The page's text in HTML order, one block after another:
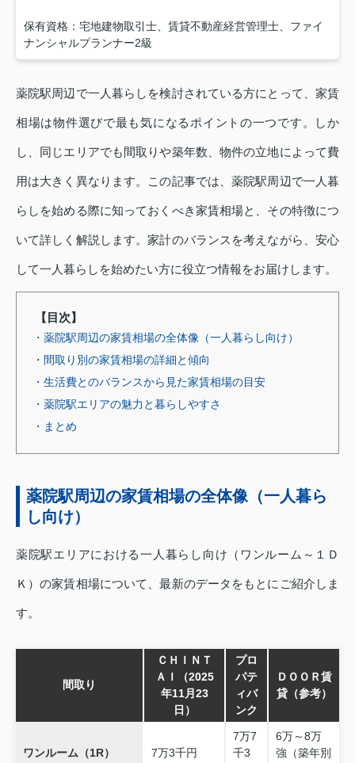
保有資格：宅地建物取引士、賃貸不動産経営管理士、ファイ
ナンシャルプランナー2級
薬院駅周辺で一人暮らしを検討されている方にとって、家賃
相場は物件選びで最も気になるポイントの一つです。しか
し、同じエリアでも間取りや築年数、物件の立地によって費
用は大きく異なります。この記事では、薬院駅周辺で一人暮
らしを始める際に知っておくべき家賃相場と、その特徴につ
いて詳しく解説します。家計のバランスを考えながら、安心
して一人暮らしを始めたい方に役立つ情報をお届けします。
【目次】
・薬院駅周辺の家賃相場の全体像（一人暮らし向け）
・間取り別の家賃相場の詳細と傾向
・生活費とのバランスから見た家賃相場の目安
・薬院駅エリアの魅力と暮らしやすさ
・まとめ
薬院駅周辺の家賃相場の全体像（一人暮ら
し向け）
薬院駅エリアにおける一人暮らし向け（ワンルーム～１Ｄ
Ｋ）の家賃相場について、最新のデータをもとにご紹介しま
す。
間取り
ＣＨＩＮＴ
ＡＩ（2025
年11月23
日）
プロ
パテ
ィバ
ンク
ＤＯＯＲ賃
貸（参考）
ワンルーム（1R） 7万3千円
7万7
千3
6万～8万
強（築年別